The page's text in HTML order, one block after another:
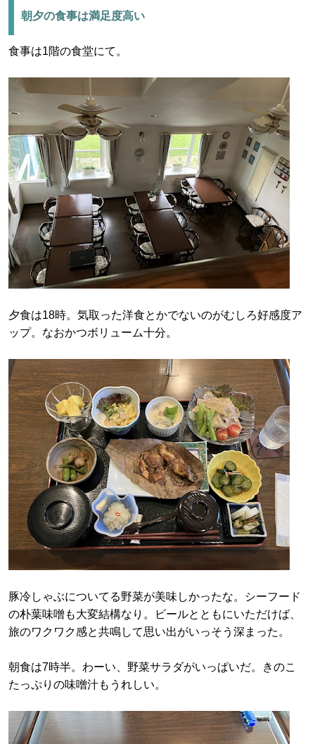
朝夕の食事は満足度高い
食事は1階の食堂にて。
夕食は18時。気取った洋食とかでないのがむしろ好感度ア
ップ。なおかつボリューム十分。
豚冷しゃぶについてる野菜が美味しかったな。シーフード
の朴葉味噌も大変結構なり。ビールとともにいただけば、
旅のワクワク感と共鳴して思い出がいっそう深まった。
朝食は7時半。わーい、野菜サラダがいっぱいだ。きのこ
たっぷりの味噌汁もうれしい。